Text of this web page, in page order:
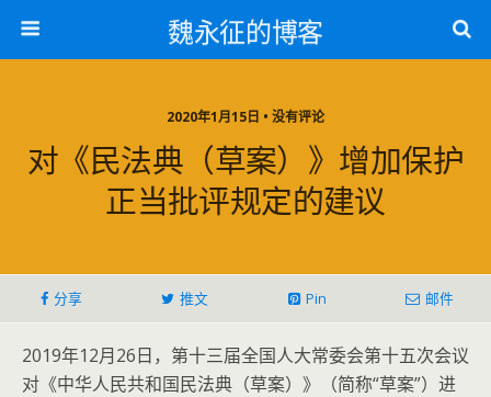
魏永征的博客
2020年1月15日 • 没有评论
对《民法典（草案）》增加保护
正当批评规定的建议
分享 推文 Pin 邮件
2019年12月26日，第十三届全国人大常委会第十五次会议
对《中华人民共和国民法典（草案）》（简称“草案”）进